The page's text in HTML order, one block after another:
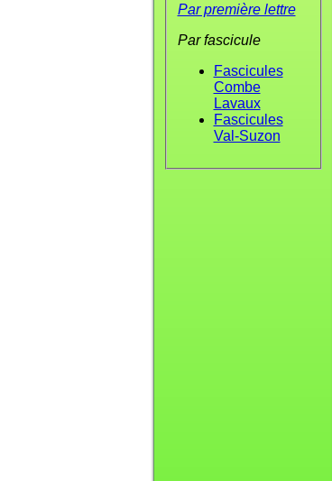
Par première lettre
Par fascicule
Fascicules
Combe
Lavaux
Fascicules
Val-Suzon